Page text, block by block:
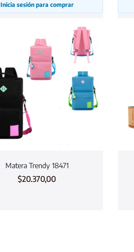
Inicia sesión para comprar
Matera Trendy 18471
$20.370,00